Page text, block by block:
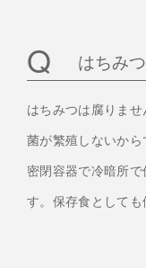
はちみ
はちみつは腐りま
菌が繁殖しないから
密閉容器で冷暗所
す。保存食としても